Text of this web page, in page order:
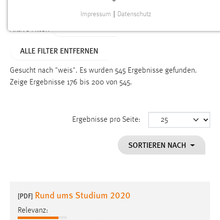
Aktive Filter:
ALLE FILTER ENTFERNEN
Gesucht nach "weis". Es wurden 545 Ergebnisse gefunden.
Zeige Ergebnisse 176 bis 200 von 545.
Ergebnisse pro Seite:
SORTIEREN NACH
[PDF] Rund ums Studium 2020
Relevanz:
Funktionen und sind für die einwandfreie Funktion der
Einverständnis
cookie_consent
Dieser Cookie speichert die ausgewählten Einverständnis-
Performance
Impressum Datenschutz